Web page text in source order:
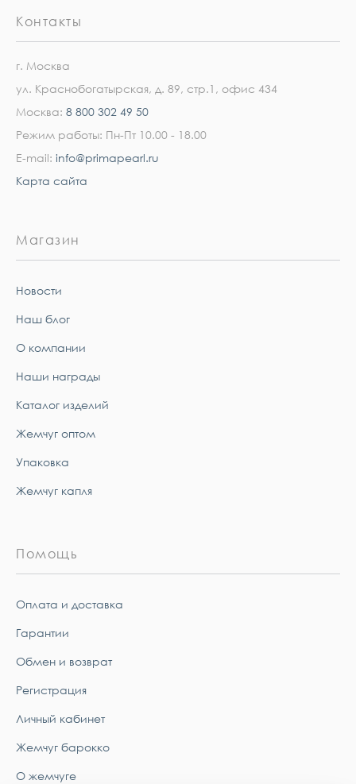
Контакты
г. Москва
ул. Краснобогатырская, д. 89, стр.1, офис 434
Москва: 8 800 302 49 50
Режим работы: Пн-Пт 10.00 - 18.00
E-mail: info@primapearl.ru
Карта сайта
Магазин
Новости
Наш блог
О компании
Наши награды
Каталог изделий
Жемчуг оптом
Упаковка
Жемчуг капля
Помощь
Оплата и доставка
Гарантии
Обмен и возврат
Регистрация
Личный кабинет
Жемчуг барокко
О жемчуге